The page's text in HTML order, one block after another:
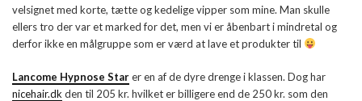
velsignet med korte, tætte og kedelige vipper som mine. Man skulle
ellers tro der var et marked for det, men vi er åbenbart i mindretal og
derfor ikke en målgruppe som er værd at lave et produkter til
Lancome Hypnose Starer en af de dyre drenge i klassen. Dog har
nicehair.dk den til 205 kr. hvilket er billigere end de 250 kr. som den